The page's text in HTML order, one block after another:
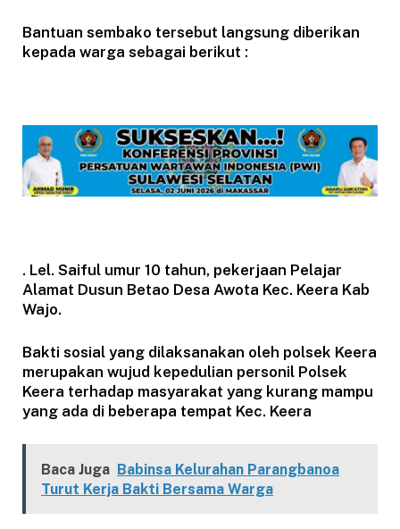
Bantuan sembako tersebut langsung diberikan
kepada warga sebagai berikut :
. Lel. Saiful umur 10 tahun, pekerjaan Pelajar
Alamat Dusun Betao Desa Awota Kec. Keera Kab
Wajo.
Bakti sosial yang dilaksanakan oleh polsek Keera
merupakan wujud kepedulian personil Polsek
Keera terhadap masyarakat yang kurang mampu
yang ada di beberapa tempat Kec. Keera
Baca Juga Babinsa Kelurahan Parangbanoa
Turut Kerja Bakti Bersama Warga